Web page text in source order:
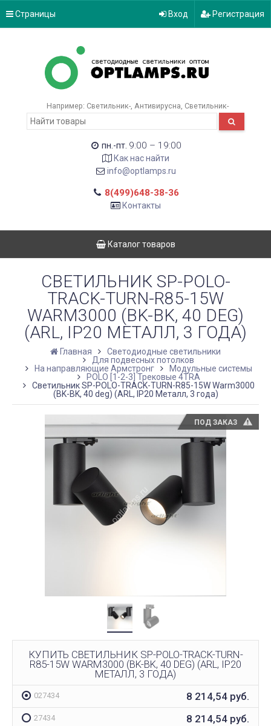
Страницы Вход Регистрация
Например: Светильник- Антивирусна Светильник-
пн.-пт. 9:00 – 19:00
Как нас найти
info@optlamps.ru
8(499)648-38-36
Контакты
Каталог товаров
СВЕТИЛЬНИК SP-POLO-
TRACK-TURN-R85-15W
WARM3000 (BK-BK, 40 DEG)
(ARL, IP20 МЕТАЛЛ, 3 ГОДА)
Главная
Светодиодные светильники
Для подвесных потолков
На направляющие Армстронг
Модульные системы
POLO [1-2-3] Трековые 4TRA
Светильник SP-POLO-TRACK-TURN-R85-15W Warm3000
(BK-BK, 40 deg) (ARL, IP20 Металл, 3 года)
ПОД ЗАКАЗ
КУПИТЬ СВЕТИЛЬНИК SP-POLO-TRACK-TURN-
R85-15W WARM3000 (BK-BK, 40 DEG) (ARL, IP20
МЕТАЛЛ, 3 ГОДА)
027434 8 214,54 руб.
27434 8 214,54 руб.